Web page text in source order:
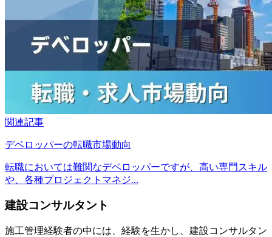
関連記事
デベロッパーの転職市場動向
転職においては難関なデベロッパーですが、高い専門スキル
や、各種プロジェクトマネジ...
建設コンサルタント
施工管理経験者の中には、経験を生かし、建設コンサルタン